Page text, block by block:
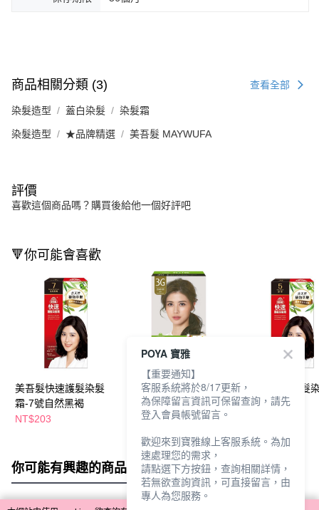
商品相關分類 (3) 查看全部
染髮造型 蓋白染髮 染髮霜
染髮造型 ★品牌精選 美吾髮 MAYWUFA
評價
喜歡這個商品嗎？購買後給他一個好評吧
🔻你可能會喜歡
美吾髮快速護髮染髮
霜-7號自然黑褐
NT$203
美吾髮植優護髮染髮霜
40+40ml-3G亞麻灰棕
NT$449
美吾髮快速護髮
霜-5號深栗
你可能有興趣的商品 全站排行
POYA 寶雅
【重要通知】
客服系統將於8/17更新，
為保障留言資訊可保留查詢，請先
登入會員帳號留言。
歡迎來到寶雅線上客服系統。為加
速處理您的需求，
請點選下方按鈕，查詢相關詳情，
若無欲查詢資訊，可直接留言，由
專人為您服務。